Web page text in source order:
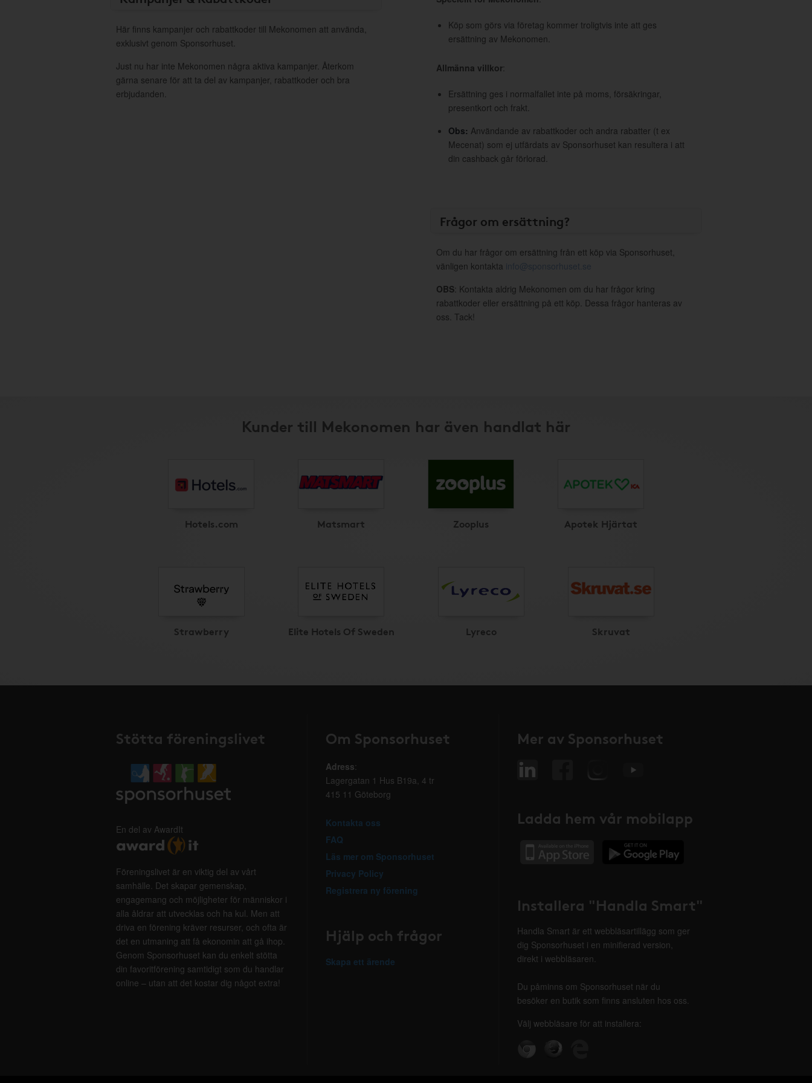
Här finns kampanjer och rabattkoder till Mekonomen att använda,
exklusivt genom Sponsorhuset.
Just nu har inte Mekonomen några aktiva kampanjer. Återkom
gärna senare för att ta del av kampanjer, rabattkoder och bra
erbjudanden.
Köp som görs via företag kommer troligtvis inte att ges
ersättning av Mekonomen.
Allmänna villkor:
Ersättning ges i normalfallet inte på moms, försäkringar,
presentkort och frakt.
Obs: Användande av rabattkoder och andra rabatter (t ex
Mecenat) som ej utfärdats av Sponsorhuset kan resultera i att
din cashback går förlorad.
Frågor om ersättning?
Om du har frågor om ersättning från ett köp via Sponsorhuset,
vänligen kontakta info@sponsorhuset.se
OBS: Kontakta aldrig Mekonomen om du har frågor kring
rabattkoder eller ersättning på ett köp. Dessa frågor hanteras av
oss. Tack!
Kunder till Mekonomen har även handlat här
Hotels.com Matsmart Zooplus Apotek Hjärtat
Strawberry Elite Hotels Of Sweden Lyreco Skruvat
Stötta föreningslivet
En del av AwardIt
Föreningslivet är en viktig del av vårt
samhälle. Det skapar gemenskap,
engagemang och möjligheter för människor i
alla åldrar att utvecklas och ha kul. Men att
driva en förening kräver resurser, och ofta är
det en utmaning att få ekonomin att gå ihop.
Genom Sponsorhuset kan du enkelt stötta
din favoritförening samtidigt som du handlar
online – utan att det kostar dig något extra!
Om Sponsorhuset
Adress:
Lagergatan 1 Hus B19a, 4 tr
415 11 Göteborg
Kontakta oss
FAQ
Läs mer om Sponsorhuset
Privacy Policy
Registrera ny förening
Hjälp och frågor
Skapa ett ärende
Mer av Sponsorhuset
Ladda hem vår mobilapp
Installera "Handla Smart"
Handla Smart är ett webbläsartillägg som ger
dig Sponsorhuset i en minifierad version,
direkt i webbläsaren.
Du påminns om Sponsorhuset när du
besöker en butik som finns ansluten hos oss.
Välj webbläsare för att installera: